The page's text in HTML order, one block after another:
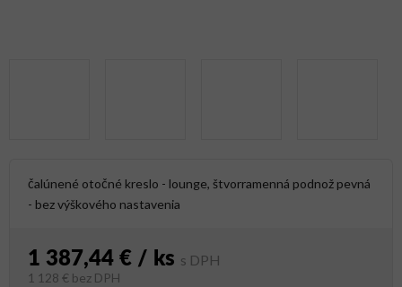
čalúnené otočné kreslo - lounge, štvorramenná podnož pevná
- bez výškového nastavenia
1 387,44 € / ks
1 128 € bez DPH